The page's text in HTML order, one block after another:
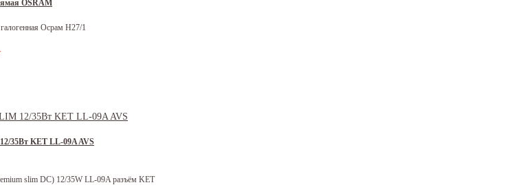
OSRAM
Осрам H27/1
35Вт KET LL-09A AVS
slim DC) 12/35W LL-09A разъём KET